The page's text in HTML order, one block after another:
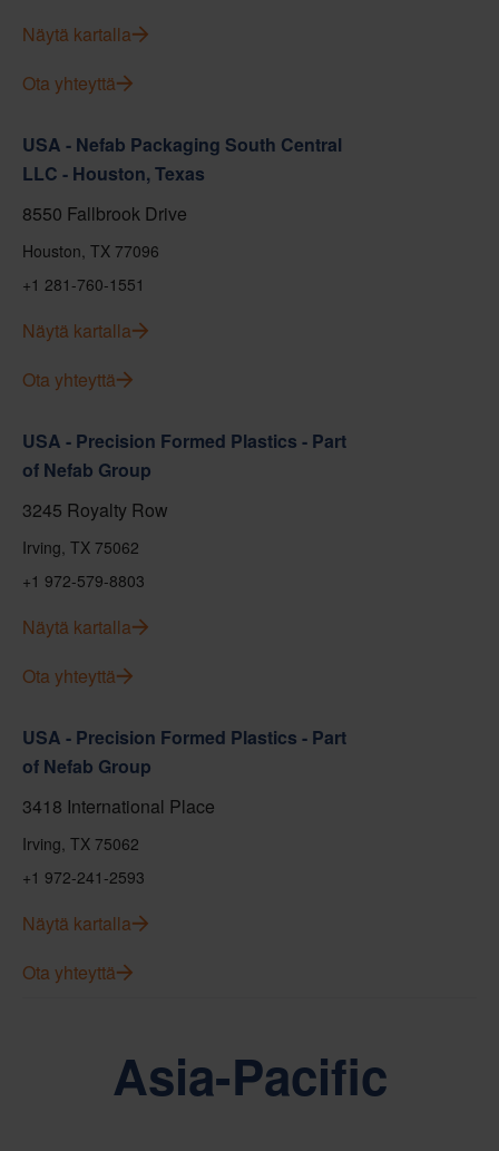
Näytä kartalla
Ota yhteyttä
USA - Nefab Packaging South Central
LLC - Houston, Texas
8550 Fallbrook Drive
Houston, TX 77096
+1 281-760-1551
Näytä kartalla
Ota yhteyttä
USA - Precision Formed Plastics - Part
of Nefab Group
3245 Royalty Row
Irving, TX 75062
+1 972-579-8803
Näytä kartalla
Ota yhteyttä
USA - Precision Formed Plastics - Part
of Nefab Group
3418 International Place
Irving, TX 75062
+1 972-241-2593
Näytä kartalla
Ota yhteyttä
Asia-Pacific